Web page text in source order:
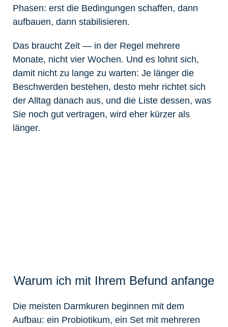
Phasen: erst die Bedingungen schaffen, dann
aufbauen, dann stabilisieren.
Das braucht Zeit — in der Regel mehrere
Monate, nicht vier Wochen. Und es lohnt sich,
damit nicht zu lange zu warten: Je länger die
Beschwerden bestehen, desto mehr richtet sich
der Alltag danach aus, und die Liste dessen, was
Sie noch gut vertragen, wird eher kürzer als
länger.
Warum ich mit Ihrem Befund anfange
Die meisten Darmkuren beginnen mit dem
Aufbau: ein Probiotikum, ein Set mit mehreren